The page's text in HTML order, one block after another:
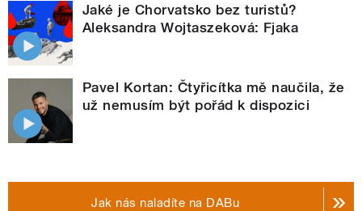
Jaké je Chorvatsko bez turistů?
Aleksandra Wojtaszeková: Fjaka
Pavel Kortan: Čtyřicítka mě naučila, že
už nemusím být pořád k dispozici
Jak nás naladíte na DABu